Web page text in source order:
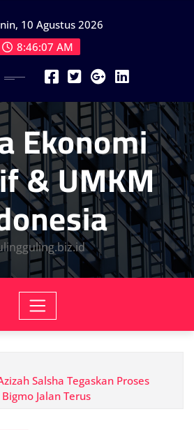
10 Agustus 2026
8:46:09 AM
Ekonomi
& UMKM
Salsha Tegaskan Proses
Jalan Terus